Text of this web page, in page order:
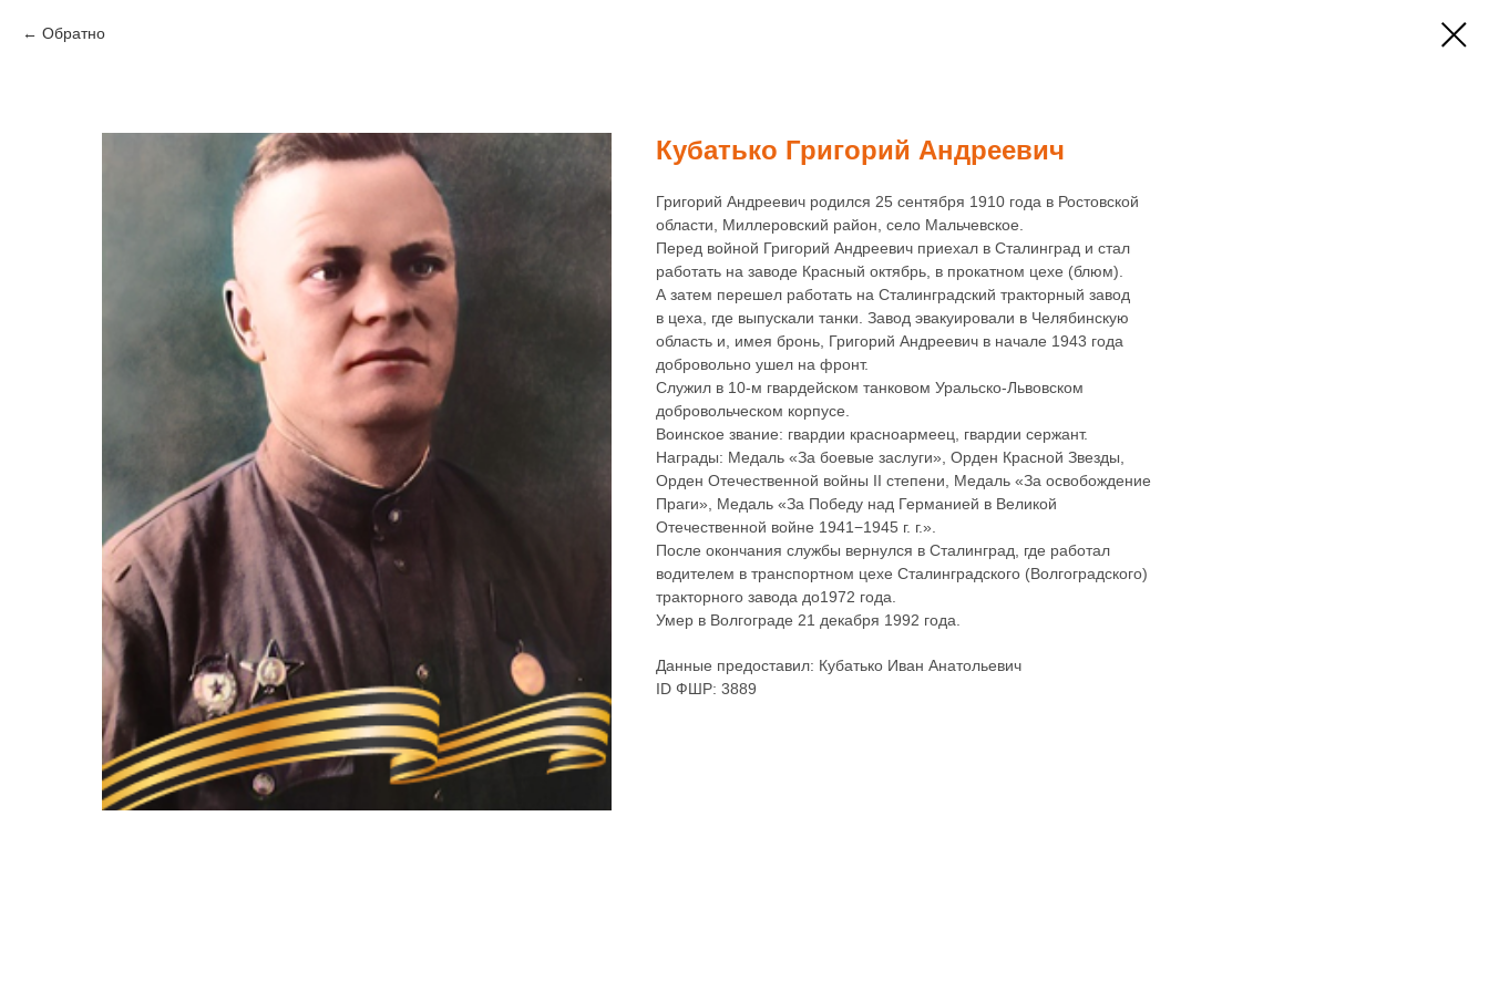
Обратно
Кубатько Григорий Андреевич
Григорий Андреевич родился 25 сентября 1910 года в Ростовской
области, Миллеровский район, село Мальчевское.
Перед войной Григорий Андреевич приехал в Сталинград и стал
работать на заводе Красный октябрь, в прокатном цехе (блюм).
А затем перешел работать на Сталинградский тракторный завод
в цеха, где выпускали танки. Завод эвакуировали в Челябинскую
область и, имея бронь, Григорий Андреевич в начале 1943 года
добровольно ушел на фронт.
Служил в 10-м гвардейском танковом Уральско-Львовском
добровольческом корпусе.
Воинское звание: гвардии красноармеец, гвардии сержант.
Награды: Медаль «За боевые заслуги», Орден Красной Звезды,
Орден Отечественной войны II степени, Медаль «За освобождение
Праги», Медаль «За Победу над Германией в Великой
Отечественной войне 1941−1945 г. г.».
После окончания службы вернулся в Сталинград, где работал
водителем в транспортном цехе Сталинградского (Волгоградского)
тракторного завода до1972 года.
Умер в Волгограде 21 декабря 1992 года.
Данные предоставил: Кубатько Иван Анатольевич
ID ФШР: 3889